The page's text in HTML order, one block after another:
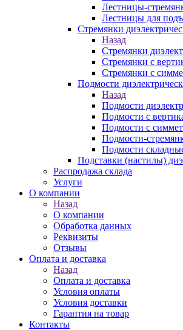
Лестницы-
Лестницы для
Стремянки
Назад
Стремянки
Стремянки с
Стремянки с
Подмости
Назад
Подмости
Подмости с
Подмости с
Подмости-
Подмости
Подставки (настилы)
Распродажа склада
Услуги
О компании
Назад
О компании
Обработка данных
Реквизиты
Отзывы
Оплата и доставка
Назад
Оплата и доставка
Условия оплаты
Условия доставки
Гарантия на товар
Контакты